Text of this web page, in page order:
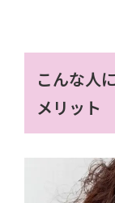
こんな人
メリット